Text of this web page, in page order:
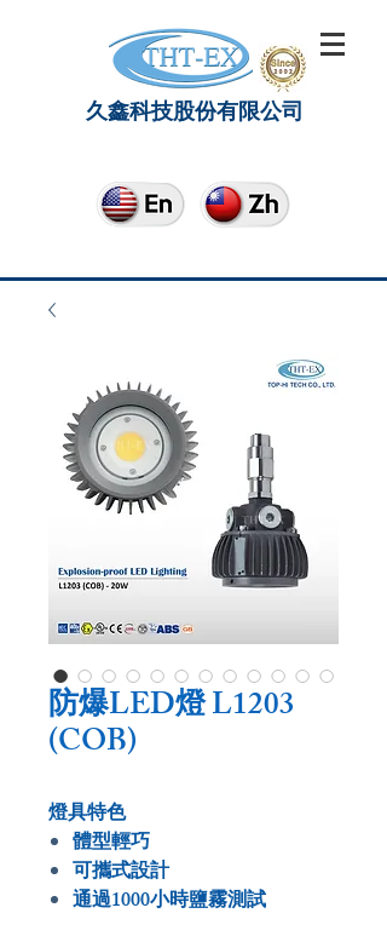
久鑫科技股份有限公司
防爆LED燈 L1203
(COB)
燈具特色
體型輕巧
可攜式設計
通過1000小時鹽霧測試